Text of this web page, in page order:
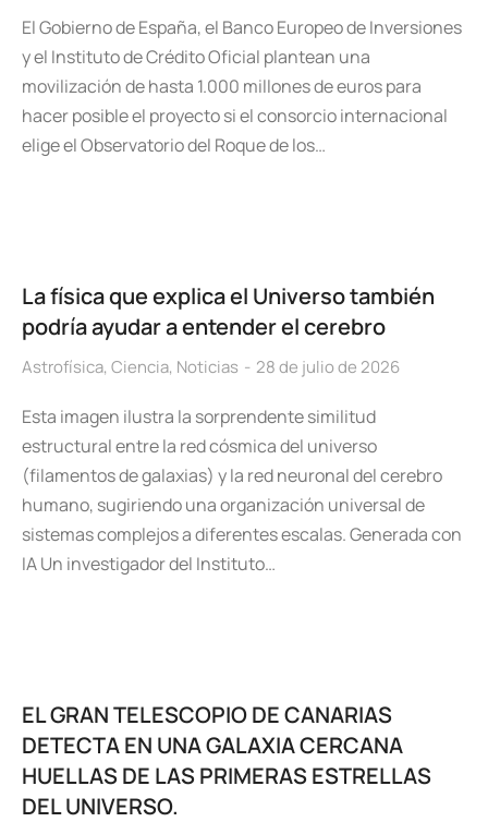
El Gobierno de España, el Banco Europeo de Inversiones
y el Instituto de Crédito Oficial plantean una
movilización de hasta 1.000 millones de euros para
hacer posible el proyecto si el consorcio internacional
elige el Observatorio del Roque de los…
La física que explica el Universo también
podría ayudar a entender el cerebro
Astrofísica, Ciencia, Noticias 28 de julio de 2026
Esta imagen ilustra la sorprendente similitud
estructural entre la red cósmica del universo
(filamentos de galaxias) y la red neuronal del cerebro
humano, sugiriendo una organización universal de
sistemas complejos a diferentes escalas. Generada con
IA Un investigador del Instituto…
EL GRAN TELESCOPIO DE CANARIAS
DETECTA EN UNA GALAXIA CERCANA
HUELLAS DE LAS PRIMERAS ESTRELLAS
DEL UNIVERSO.